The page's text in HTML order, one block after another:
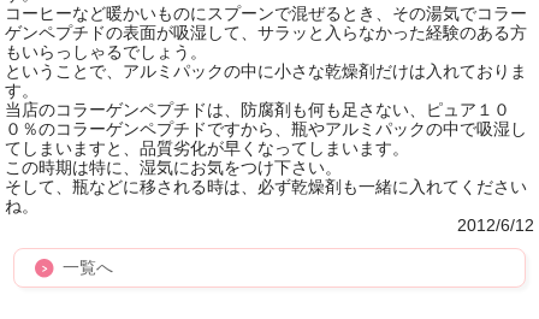
コーヒーなど暖かいものにスプーンで混ぜるとき、その湯気でコラー
ゲンペプチドの表面が吸湿して、サラッと入らなかった経験のある方
もいらっしゃるでしょう。
ということで、アルミパックの中に小さな乾燥剤だけは入れておりま
す。
当店のコラーゲンペプチドは、防腐剤も何も足さない、ピュア１０
０％のコラーゲンペプチドですから、瓶やアルミパックの中で吸湿し
てしまいますと、品質劣化が早くなってしまいます。
この時期は特に、湿気にお気をつけ下さい。
そして、瓶などに移される時は、必ず乾燥剤も一緒に入れてください
ね。
2012/6/12
一覧へ